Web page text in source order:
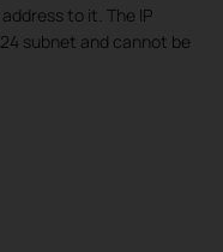
to it. The IP
subnet and cannot be